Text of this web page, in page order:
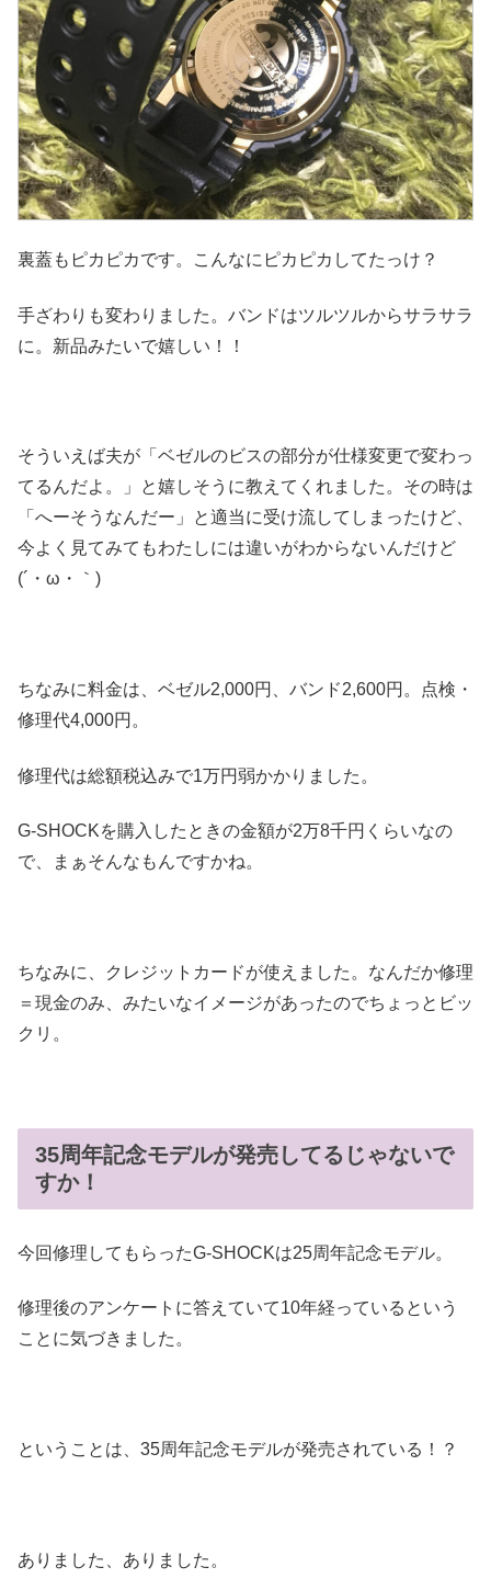
裏蓋もピカピカです。こんなにピカピカしてたっけ？
手ざわりも変わりました。バンドはツルツルからサラサラ
に。新品みたいで嬉しい！！
そういえば夫が「ベゼルのビスの部分が仕様変更で変わっ
てるんだよ。」と嬉しそうに教えてくれました。その時は
「へーそうなんだー」と適当に受け流してしまったけど、
今よく見てみてもわたしには違いがわからないんだけど
(´・ω・｀)
ちなみに料金は、ベゼル2,000円、バンド2,600円。点検・
修理代4,000円。
修理代は総額税込みで1万円弱かかりました。
G-SHOCKを購入したときの金額が2万8千円くらいなの
で、まぁそんなもんですかね。
ちなみに、クレジットカードが使えました。なんだか修理
＝現金のみ、みたいなイメージがあったのでちょっとビッ
クリ。
35周年記念モデルが発売してるじゃないで
すか！
今回修理してもらったG-SHOCKは25周年記念モデル。
修理後のアンケートに答えていて10年経っているという
ことに気づきました。
ということは、35周年記念モデルが発売されている！？
ありました、ありました。